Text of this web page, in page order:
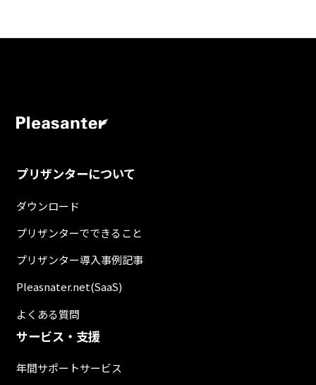
プリザンターについて
ダウンロード
プリザンターでできること
プリザンター導入事例記事
Pleasnater.net(SaaS)
よくある質問
サービス・支援
年間サポートサービス